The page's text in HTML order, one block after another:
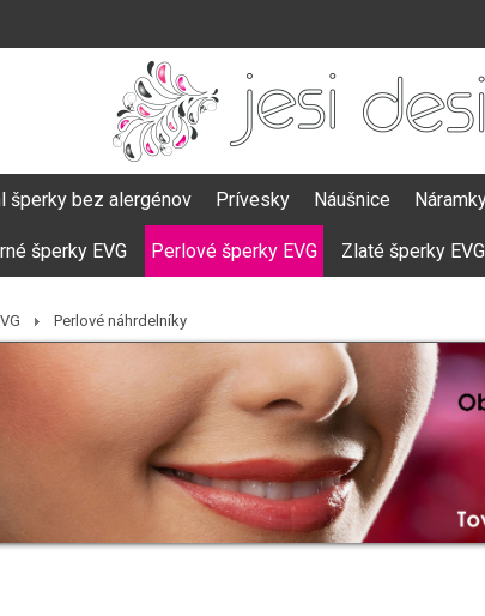
šperky bez alergénov Prívesky Náušnice
šperky EVG Perlové šperky EVG Zlaté šperky EVG
Perlové náhrdelníky